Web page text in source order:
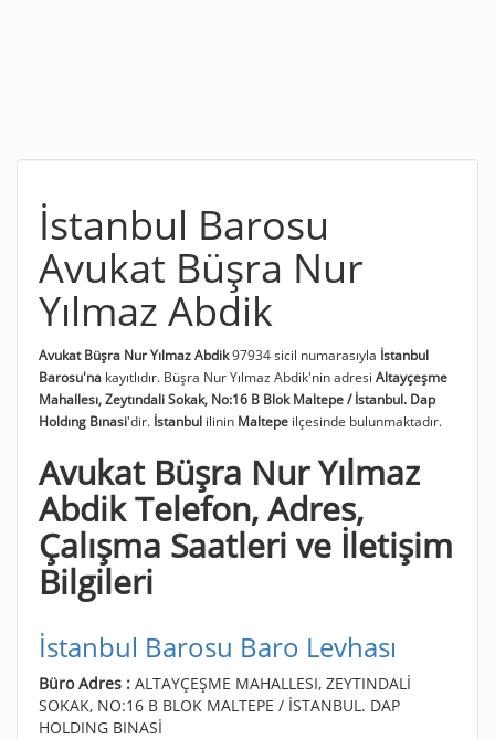
İstanbul Barosu
Avukat Büşra Nur
Yılmaz Abdik
Avukat Büşra Nur Yılmaz Abdik97934 sicil numarasıyla İstanbul
Barosu'na kayıtlıdır. Büşra Nur Yılmaz Abdik'nin adresi Altayçeşme
Mahallesı, Zeytındali Sokak, No:16 B Blok Maltepe / İstanbul. Dap
Holdıng Bınasi'dir. İstanbul ilinin Maltepe ilçesinde bulunmaktadır.
Avukat Büşra Nur Yılmaz
Abdik Telefon, Adres,
Çalışma Saatleri ve İletişim
Bilgileri
İstanbul Barosu Baro Levhası
Büro Adres : ALTAYÇEŞME MAHALLESI, ZEYTINDALİ
SOKAK, NO:16 B BLOK MALTEPE / İSTANBUL. DAP
HOLDING BINASİ